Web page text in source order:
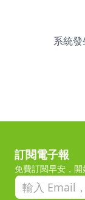
系統發
訂閱電子報
免費訂閱早安，開